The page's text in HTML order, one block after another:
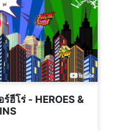
ฮีโร่ - HEROES &